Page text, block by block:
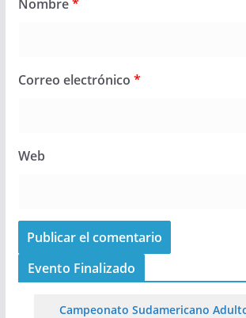
Nombre*
Correo electrónico *
Web
Evento Finalizado
Campeonato Sudamericano